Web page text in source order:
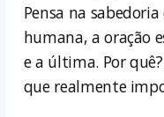
Pensa na
humana, a oração
e a última. Por
que realmente